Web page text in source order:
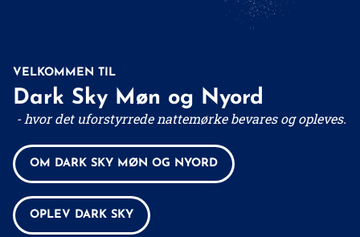
VELKOMMEN TIL
Dark Sky Møn og Nyord
- hvor det uforstyrrede nattemørke bevares og opleves.
OM DARK SKY MØN OG NYORD
OPLEV DARK SKY